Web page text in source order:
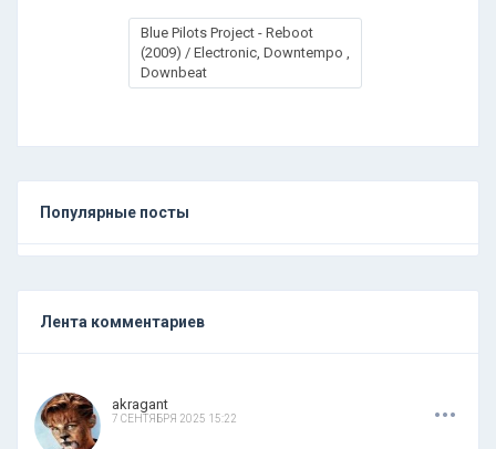
Blue Pilots Project - Reboot
(2009) / Electronic, Downtempo ,
Downbeat
Популярные посты
Лента комментариев
akragant
7 СЕНТЯБРЯ 2025 15:22 ...